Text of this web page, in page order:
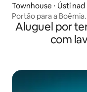
Townhouse ⋅ Ústí
Portão para a Boêmia.
Aluguel por
com